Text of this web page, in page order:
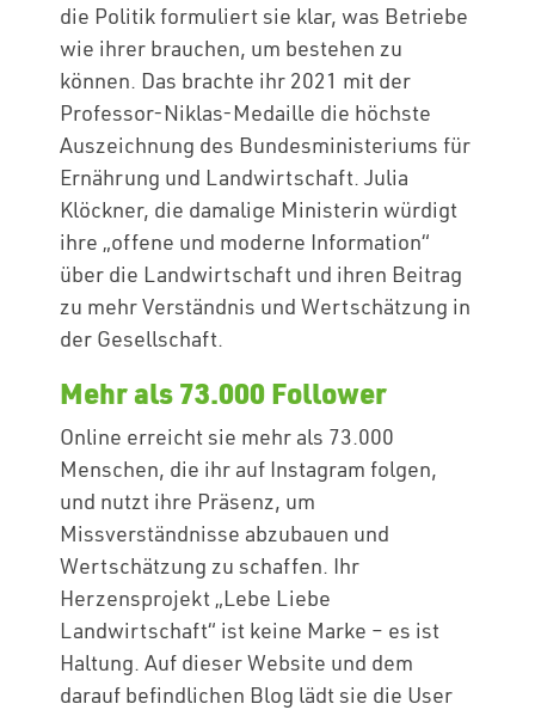
die Politik formuliert sie klar, was Betriebe
wie ihrer brauchen, um bestehen zu
können. Das brachte ihr 2021 mit der
Professor-Niklas-Medaille die höchste
Auszeichnung des Bundesministeriums für
Ernährung und Landwirtschaft. Julia
Klöckner, die damalige Ministerin würdigt
ihre „offene und moderne Information“
über die Landwirtschaft und ihren Beitrag
zu mehr Verständnis und Wertschätzung in
der Gesellschaft.
Mehr als 73.000 Follower
Online erreicht sie mehr als 73.000
Menschen, die ihr auf Instagram folgen,
und nutzt ihre Präsenz, um
Missverständnisse abzubauen und
Wertschätzung zu schaffen. Ihr
Herzensprojekt „Lebe Liebe
Landwirtschaft“ ist keine Marke – es ist
Haltung. Auf dieser Website und dem
darauf befindlichen Blog lädt sie die User